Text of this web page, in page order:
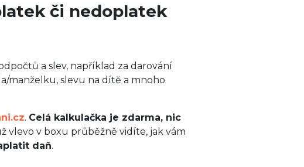
či nedoplatek
a slev, například za darování
manželku, slevu na dítě a mnoho
. Celá kalkulačka je zdarma, nic
vlevo v boxu průběžně vidíte, jak vám
daň.